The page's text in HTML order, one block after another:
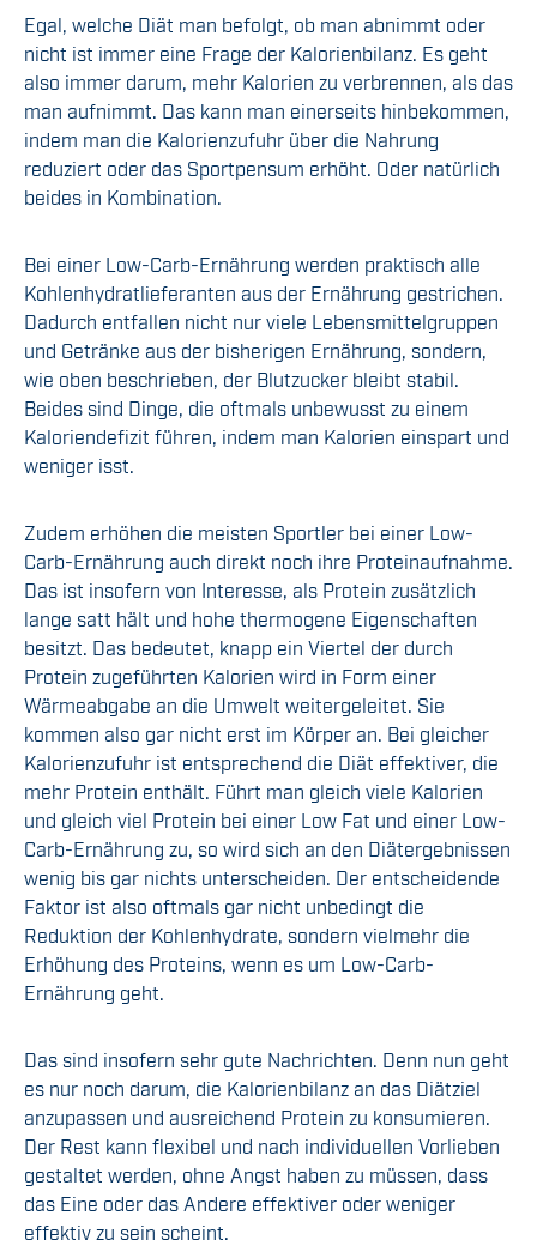
Egal, welche Diät man befolgt, ob man abnimmt oder
nicht ist immer eine Frage der Kalorienbilanz. Es geht
also immer darum, mehr Kalorien zu verbrennen, als das
man aufnimmt. Das kann man einerseits hinbekommen,
indem man die Kalorienzufuhr über die Nahrung
reduziert oder das Sportpensum erhöht. Oder natürlich
beides in Kombination.
Bei einer Low-Carb-Ernährung werden praktisch alle
Kohlenhydratlieferanten aus der Ernährung gestrichen.
Dadurch entfallen nicht nur viele Lebensmittelgruppen
und Getränke aus der bisherigen Ernährung, sondern,
wie oben beschrieben, der Blutzucker bleibt stabil.
Beides sind Dinge, die oftmals unbewusst zu einem
Kaloriendefizit führen, indem man Kalorien einspart und
weniger isst.
Zudem erhöhen die meisten Sportler bei einer Low-
Carb-Ernährung auch direkt noch ihre Proteinaufnahme.
Das ist insofern von Interesse, als Protein zusätzlich
lange satt hält und hohe thermogene Eigenschaften
besitzt. Das bedeutet, knapp ein Viertel der durch
Protein zugeführten Kalorien wird in Form einer
Wärmeabgabe an die Umwelt weitergeleitet. Sie
kommen also gar nicht erst im Körper an. Bei gleicher
Kalorienzufuhr ist entsprechend die Diät effektiver, die
mehr Protein enthält. Führt man gleich viele Kalorien
und gleich viel Protein bei einer Low Fat und einer Low-
Carb-Ernährung zu, so wird sich an den Diätergebnissen
wenig bis gar nichts unterscheiden. Der entscheidende
Faktor ist also oftmals gar nicht unbedingt die
Reduktion der Kohlenhydrate, sondern vielmehr die
Erhöhung des Proteins, wenn es um Low-Carb-
Ernährung geht.
Das sind insofern sehr gute Nachrichten. Denn nun geht
es nur noch darum, die Kalorienbilanz an das Diätziel
anzupassen und ausreichend Protein zu konsumieren.
Der Rest kann flexibel und nach individuellen Vorlieben
gestaltet werden, ohne Angst haben zu müssen, dass
das Eine oder das Andere effektiver oder weniger
effektiv zu sein scheint.